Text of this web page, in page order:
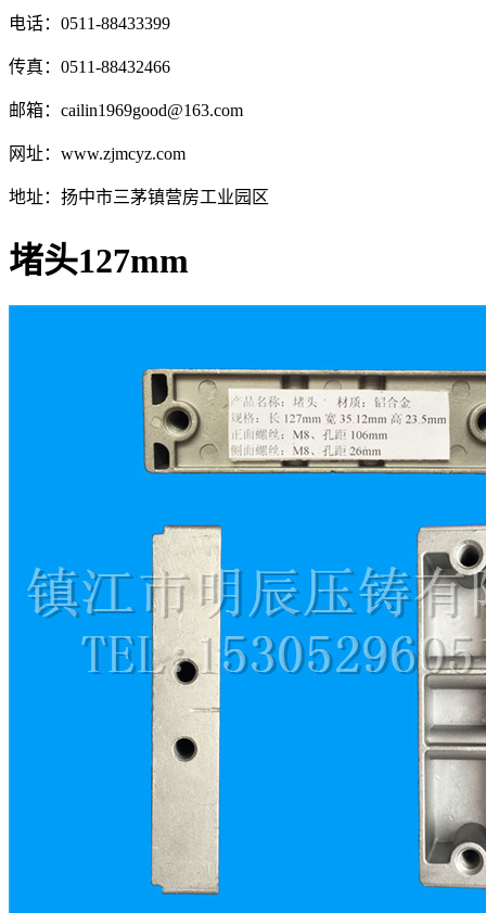
电话：0511-88433399
传真：0511-88432466
邮箱：cailin1969good@163.com
网址：www.zjmcyz.com
地址：扬中市三茅镇营房工业园区
堵头127mm